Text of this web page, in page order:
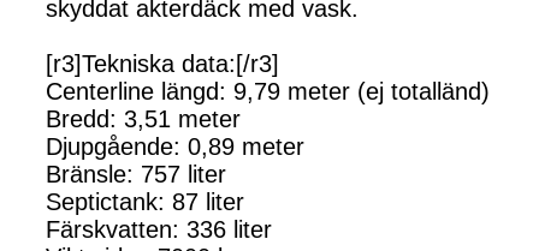
skyddat akterdäck med vask.
[r3]Tekniska data:[/r3]
Centerline längd: 9,79 meter (ej totalländ)
Bredd: 3,51 meter
Djupgående: 0,89 meter
Bränsle: 757 liter
Septictank: 87 liter
Färskvatten: 336 liter